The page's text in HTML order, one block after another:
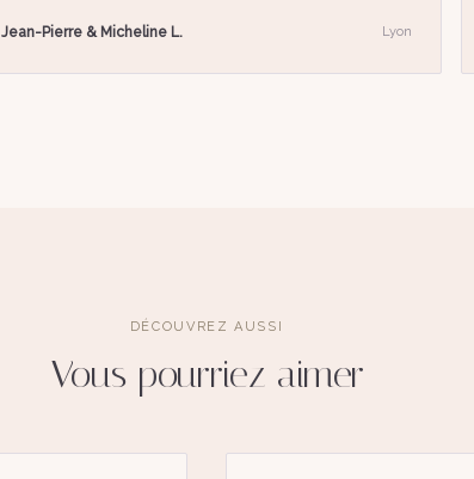
Jean-Pierre & Micheline L. Lyon
DÉCOUVREZ AUSSI
Vous pourriez aimer